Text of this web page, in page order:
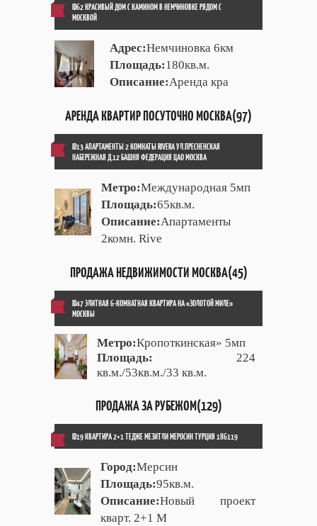
ID62 КРАСИВЫЙ ДОМ С КАМИНОМ В НЕМЧИНОВКЕ РЯДОМ С
МОСКВОЙ
Адрес:Немчиновка 6км
Площадь:180кв.м.
Описание:Аренда кра
АРЕНДА КВАРТИР ПОСУТОЧНО МОСКВА(97)
ID13 АПАРТАМЕНТЫ 2 КОМНАТЫ RIVERA УЛ.ПРЕСНЕНСКАЯ
НАБЕРЕЖНАЯ Д.12 БАШНЯ ФЕДЕРАЦИЯ ЦАО МОСКВА
Метро:Международная 5мп
Площадь:65кв.м.
Описание:Апартаменты
2комн. Rive
ПРОДАЖА НЕДВИЖИМОСТИ МОСКВА(45)
ID47 ЭЛИТНАЯ 6-КОМНАТНАЯ КВАРТИРА НА «ЗОЛОТОЙ МИЛЕ»
МОСКВЫ
Метро:Кропоткинская» 5мп
Площадь:
224
кв.м./53кв.м./33 кв.м.
ПРОДАЖА ЗА РУБЕЖОМ(129)
ID19 КВАРТИРА 2+1 ТЕДЖЕ МЕЗИТЛИ МЕРОСИН ТУРЦИЯ 186119
Город:Мерсин
Площадь:95кв.м.
Описание:Новый проект
кварт. 2+1 М